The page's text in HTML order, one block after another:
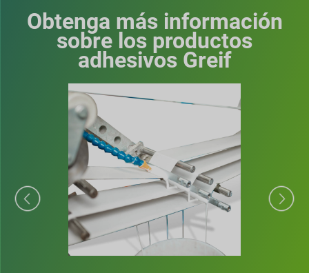
Obtenga más información
sobre los productos
adhesivos Greif